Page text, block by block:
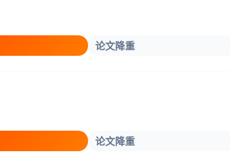
论文降重
论文降重